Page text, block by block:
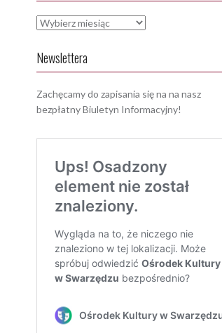
Archiwa
Newslettera
Zachęcamy do zapisania się na na nasz
bezpłatny Biuletyn Informacyjny!